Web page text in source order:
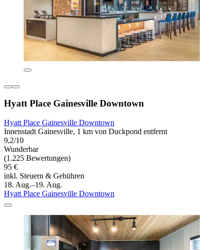
Hyatt Place Gainesville Downtown
Hyatt Place Gainesville Downtown
Innenstadt Gainesville, 1 km von Duckpond entfernt
9,2/10
Wunderbar
(1.225 Bewertungen)
95 €
inkl. Steuern & Gebühren
18. Aug.–19. Aug.
Hyatt Place Gainesville Downtown